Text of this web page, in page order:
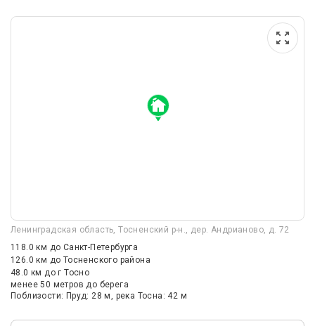
Ленинградская область, Тосненский р-н., дер. Андрианово, д. 72
118.0 км до Санкт-Петербурга
126.0 км до Тосненского района
48.0 кмдо г Тосно
менее 50 метров до берега
Поблизости: Пруд: 28 м, река Тосна: 42 м